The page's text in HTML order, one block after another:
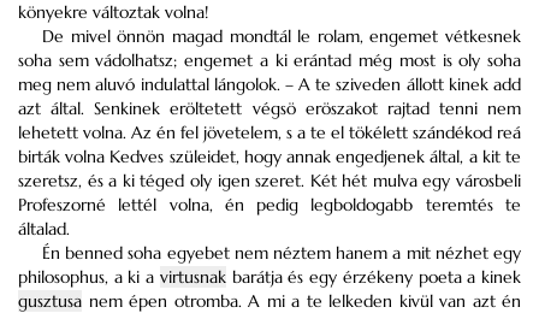
könyekre változtak volna!
De mivel önnön magad mondtál le rolam, engemet vétkesnek
soha sem vádolhatsz; engemet a ki erántad még most is oly soha
meg nem aluvó indulattal lángolok. – A te sziveden állott kinek add
azt által. Senkinek eröltetett végsö eröszakot rajtad tenni nem
lehetett volna. Az én fel jövetelem, s a te el tökélett szándékod reá
birták volna Kedves szüleidet, hogy annak engedjenek által, a kit te
szeretsz, és a ki téged oly igen szeret. Két hét mulva egy városbeli
Profeszorné lettél volna, én pedig legboldogabb teremtés te
általad.
Én benned soha egyebet nem néztem hanem a mit nézhet egy
philosophus, a ki a virtusnakbarátja és egy érzékeny poeta a kinek
gusztusa nem épen otromba. A mi a te lelkeden kivül van azt én